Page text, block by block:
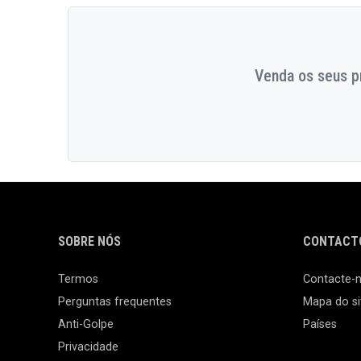
Venda os seus
SOBRE NÓS
Termos
Perguntas frequentes
Anti-Golpe
Privacidade
Contacte-
Mapa do
Países